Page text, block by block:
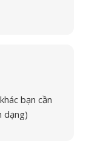
bạn cần
dạng)